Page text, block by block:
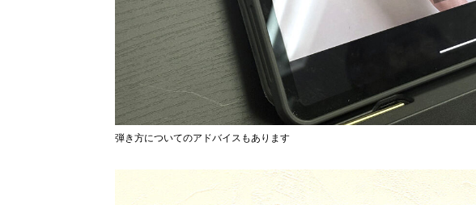
弾き方についてのアドバイスもあります